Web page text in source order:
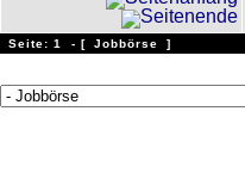
Seite: 1 - [ Jobbörse ]